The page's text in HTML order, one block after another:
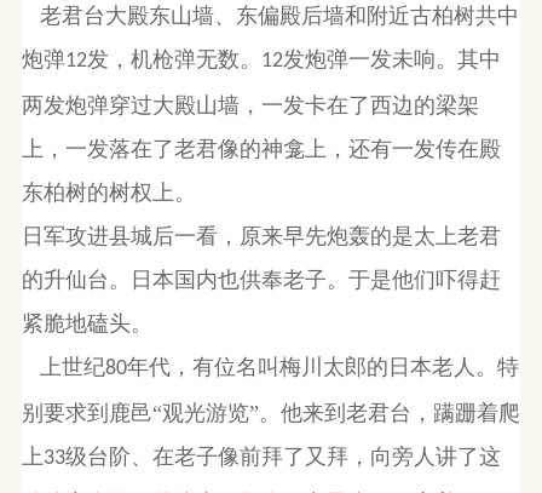
老君台大殿东山墙、东偏殿后墙和附近古柏树共中
炮弹12发，机枪弹无数。 12发炮弹一发未响。其中
两发炮弹穿过大殿山墙，一发卡在了西边的梁架
上，一发落在了老君像的神龛上，还有一发传在殿
东柏树的树权上。
日军攻进县城后一看，原来早先炮轰的是太上老君
的升仙台。日本国内也供奉老子。于是他们吓得赶
紧脆地磕头。
上世纪80年代，有位名叫梅川太郎的日本老人。特
别要求到鹿邑“观光游览”。他来到老君台，蹒跚着爬
上33级台阶、在老子像前拜了又拜，向旁人讲了这